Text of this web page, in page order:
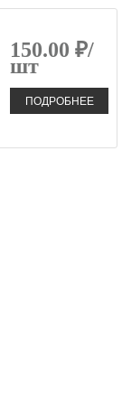
150.00 ₽/
шт
ПОДРОБНЕЕ